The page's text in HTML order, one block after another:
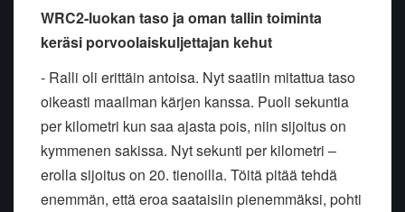
WRC2-luokan taso ja oman tallin toiminta
keräsi porvoolaiskuljettajan kehut
- Ralli oli erittäin antoisa. Nyt saatiin mitattua taso
oikeasti maailman kärjen kanssa. Puoli sekuntia
per kilometri kun saa ajasta pois, niin sijoitus on
kymmenen sakissa. Nyt sekunti per kilometri –
erolla sijoitus on 20. tienoilla. Töitä pitää tehdä
enemmän, että eroa saataisiin pienemmäksi, pohti